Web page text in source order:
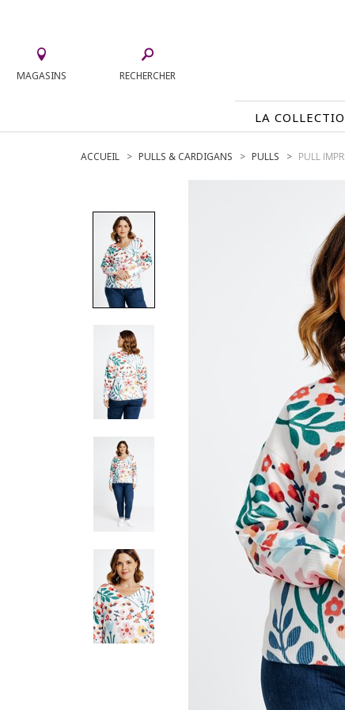
MAGASINS RECHERCHER
LA
LA COLLECTION
CHEMISIERS & TUNIQUES
PULLS & CARDIGANS
VESTES
PANTALONS
ROBES
ACCUEIL PULLS & CARDIGANS PULLS PULL